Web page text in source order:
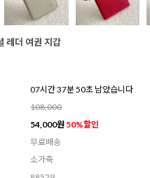
레더 여권 지갑
07시간 37분 46초 남았습니다
108,000
54,000원 50%할인
무료배송
소가죽